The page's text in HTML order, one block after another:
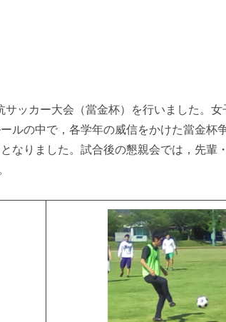
ッカー大会（當金杯）を行いました。
ルの中で，各学年の威信をかけた當金杯
なりました。試合後の懇親会では，先輩